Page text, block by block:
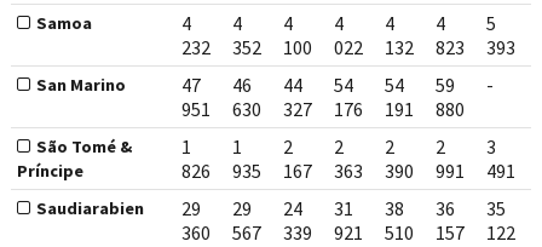
Samoa
4
232
4
352
4
100
4
022
4
132
4
823
5
393
San Marino
47
951
46
630
44
327
54
176
54
191
59
880
-
São Tomé &
Príncipe
1
826
1
935
2
167
2
363
2
390
2
991
3
491
Saudiarabien
29
360
29
567
24
339
31
921
38
510
36
157
35
122